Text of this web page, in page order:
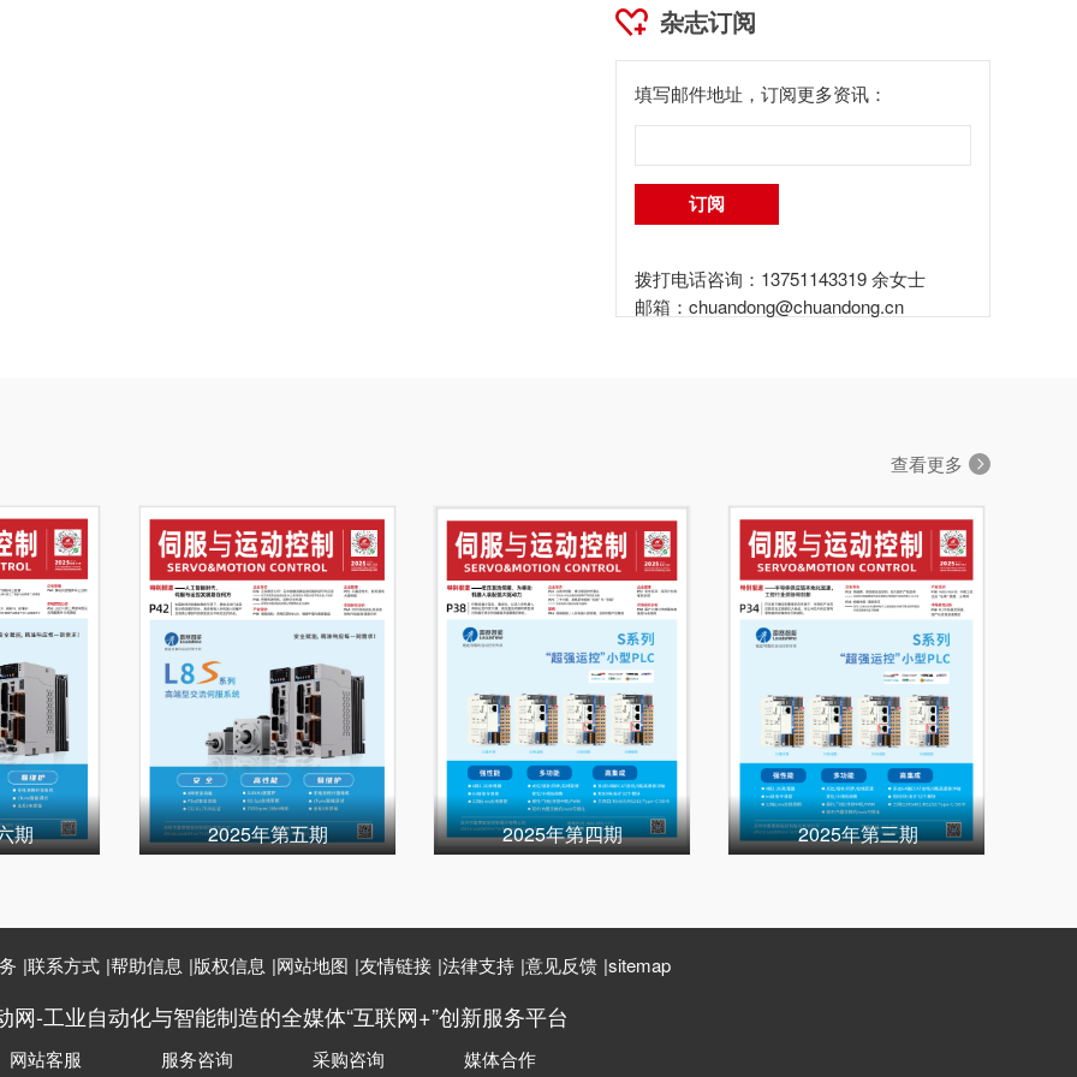
杂志订阅
填写邮件地址，订阅更多资讯：
拨打电话咨询：13751143319 余女士
邮箱： chuandong@chuandong.cn
查看更多
期 2025年第五期 2025年第四期 2025年第三期
|联系方式 |帮助信息 |版权信息 |网站地图 |友情链接 |法律支持 |意见反馈 |sitemap
网-工业自动化与智能制造的全媒体“互联网+”创新服务平台
网站客服 服务咨询 采购咨询 媒体合作